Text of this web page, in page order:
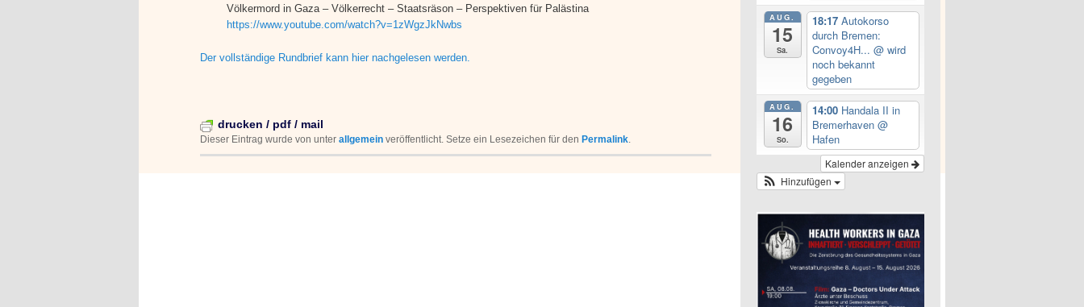
Völkermord in Gaza – Völkerrecht – Staatsräson – Perspektiven für Palästina
https://www.youtube.com/watch?v=1zWgzJkNwbs
Der vollständige Rundbrief kann hier nachgelesen werden.
drucken / pdf / mail
Dieser Eintrag wurde von unter allgemein veröffentlicht. Setze ein Lesezeichen für den Permalink.
AUG.
15
Sa.
18:17 Autokorso
durch Bremen:
Convoy4H... @ wird
noch bekannt
gegeben
AUG.
16
So.
14:00 Handala II in
Bremerhaven @
Hafen
Kalender anzeigen
Hinzufügen